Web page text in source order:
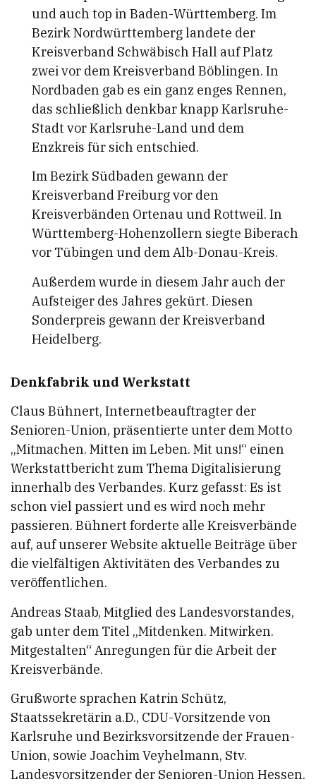
und auch top in Baden-Württemberg. Im
Bezirk Nordwürttemberg landete der
Kreisverband Schwäbisch Hall auf Platz
zwei vor dem Kreisverband Böblingen. In
Nordbaden gab es ein ganz enges Rennen,
das schließlich denkbar knapp Karlsruhe-
Stadt vor Karlsruhe-Land und dem
Enzkreis für sich entschied.
Im Bezirk Südbaden gewann der
Kreisverband Freiburg vor den
Kreisverbänden Ortenau und Rottweil. In
Württemberg-Hohenzollern siegte Biberach
vor Tübingen und dem Alb-Donau-Kreis.
Außerdem wurde in diesem Jahr auch der
Aufsteiger des Jahres gekürt. Diesen
Sonderpreis gewann der Kreisverband
Heidelberg.
Denkfabrik und Werkstatt
Claus Bühnert, Internetbeauftragter der
Senioren-Union, präsentierte unter dem Motto
„Mitmachen. Mitten im Leben. Mit uns!“ einen
Werkstattbericht zum Thema Digitalisierung
innerhalb des Verbandes. Kurz gefasst: Es ist
schon viel passiert und es wird noch mehr
passieren. Bühnert forderte alle Kreisverbände
auf, auf unserer Website aktuelle Beiträge über
die vielfältigen Aktivitäten des Verbandes zu
veröffentlichen.
Andreas Staab, Mitglied des Landesvorstandes,
gab unter dem Titel „Mitdenken. Mitwirken.
Mitgestalten“ Anregungen für die Arbeit der
Kreisverbände.
Grußworte sprachen Katrin Schütz,
Staatssekretärin a.D., CDU-Vorsitzende von
Karlsruhe und Bezirksvorsitzende der Frauen-
Union, sowie Joachim Veyhelmann, Stv.
Landesvorsitzender der Senioren-Union Hessen.